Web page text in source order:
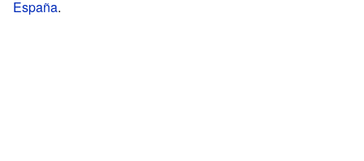
España.